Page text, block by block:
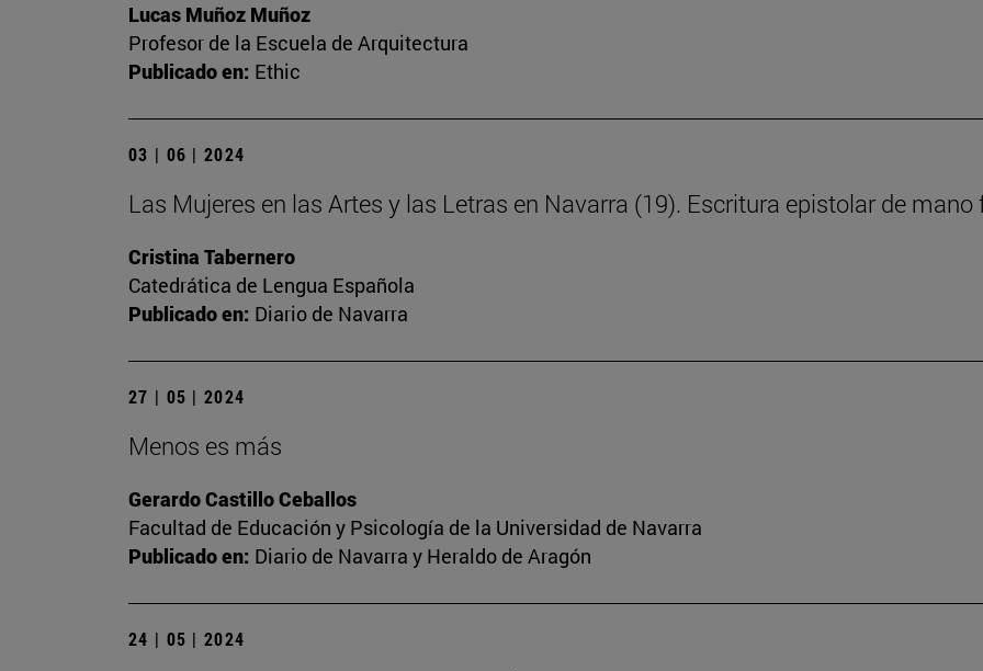
Lucas Muñoz Muñoz
Profesor de la Escuela de Arquitectura
Publicado en: Ethic
03 | 06 | 2024
Las Mujeres en las Artes y las Letras en Navarra (19). Escritura epistolar de mano
Cristina Tabernero
Catedrática de Lengua Española
Publicado en: Diario de Navarra
27 | 05 | 2024
Menos es más
Gerardo Castillo Ceballos
Facultad de Educación y Psicología de la Universidad de Navarra
Publicado en: Diario de Navarra y Heraldo de Aragón
24 | 05 | 2024